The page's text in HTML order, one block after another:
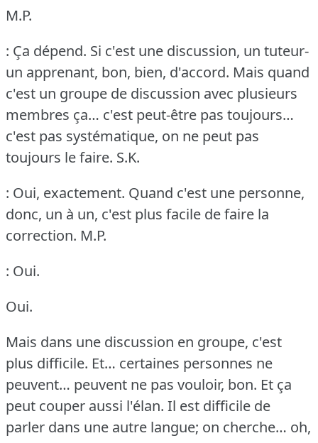
M.P.
: Ça dépend. Si c'est une discussion, un tuteur-
un apprenant, bon, bien, d'accord. Mais quand
c'est un groupe de discussion avec plusieurs
membres ça… c'est peut-être pas toujours…
c'est pas systématique, on ne peut pas
toujours le faire. S.K.
: Oui, exactement. Quand c'est une personne,
donc, un à un, c'est plus facile de faire la
correction. M.P.
: Oui.
Oui.
Mais dans une discussion en groupe, c'est
plus difficile. Et… certaines personnes ne
peuvent… peuvent ne pas vouloir, bon. Et ça
peut couper aussi l'élan. Il est difficile de
parler dans une autre langue; on cherche… oh,